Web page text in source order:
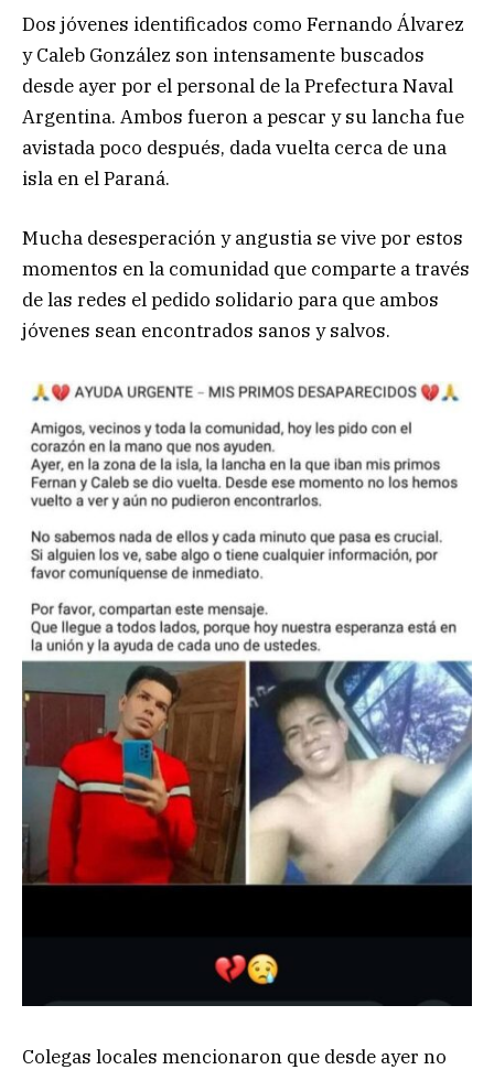
Dos jóvenes identificados como Fernando Álvarez
y Caleb González son intensamente buscados
desde ayer por el personal de la Prefectura Naval
Argentina. Ambos fueron a pescar y su lancha fue
avistada poco después, dada vuelta cerca de una
isla en el Paraná.
Mucha desesperación y angustia se vive por estos
momentos en la comunidad que comparte a través
de las redes el pedido solidario para que ambos
jóvenes sean encontrados sanos y salvos.
Colegas locales mencionaron que desde ayer no